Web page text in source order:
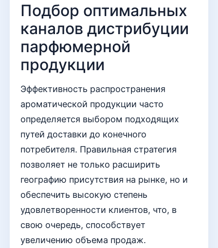
Подбор оптимальных
каналов дистрибуции
парфюмерной
продукции
Эффективность распространения
ароматической продукции часто
определяется выбором подходящих
путей доставки до конечного
потребителя. Правильная стратегия
позволяет не только расширить
географию присутствия на рынке, но и
обеспечить высокую степень
удовлетворенности клиентов, что, в
свою очередь, способствует
увеличению объема продаж.